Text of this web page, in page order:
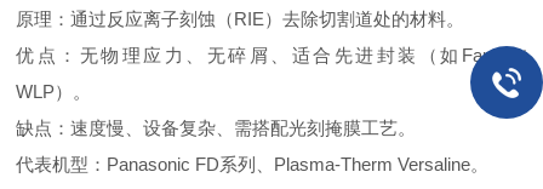
原理：通过反应离子刻蚀（RIE）去除切割道处的材料。
优点：无物理应力、无碎屑、适合先进封装（如 Fan-Out
WLP）。
缺点：速度慢、设备复杂、需搭配光刻掩膜工艺。
代表机型： Panasonic FD系列、 Plasma-Therm Versaline。